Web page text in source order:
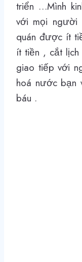
triển …Mình
với mọi người
quán được ít
ít tiền , cắt
giao tiếp với
hoá nước bạn
báu .